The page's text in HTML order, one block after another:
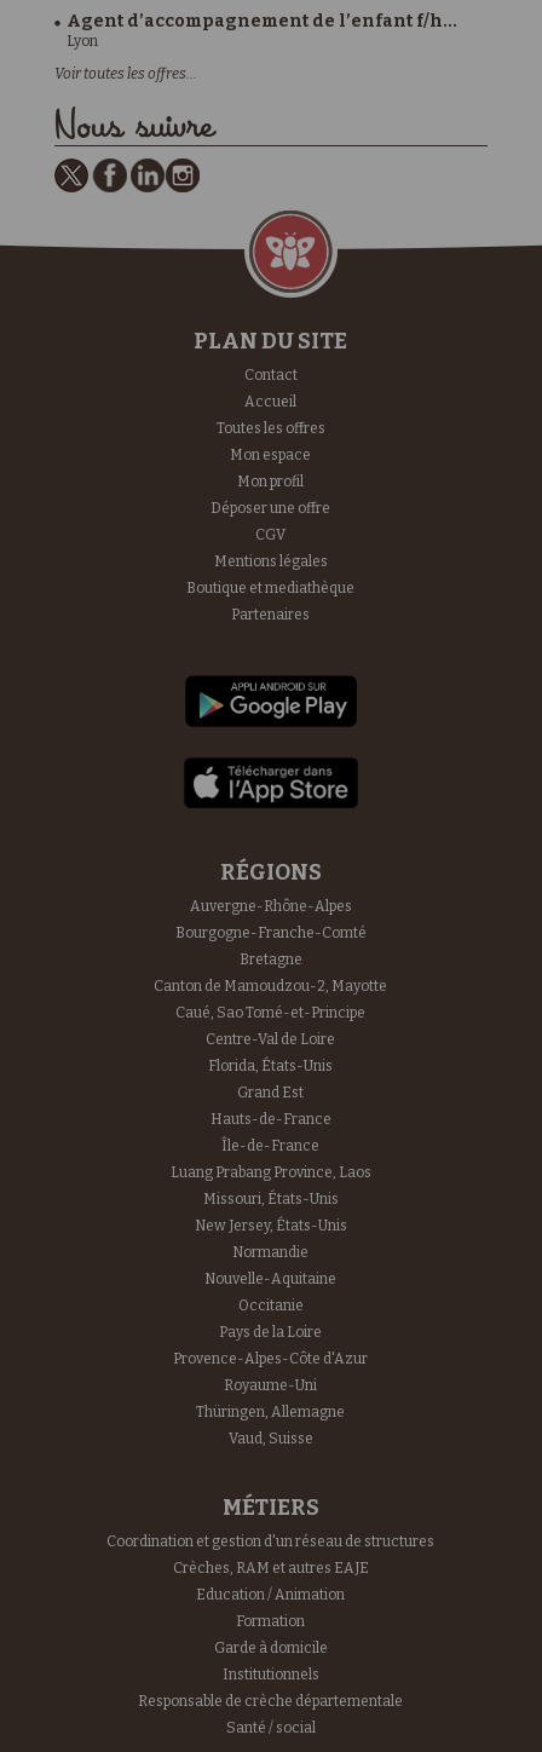
Agent d’accompagnement de l’enfant f/h...
Lyon
Voir toutes les offres...
Nous suivre
PLAN DU SITE
Contact
Accueil
Toutes les offres
Mon espace
Mon profil
Déposer une offre
CGV
Mentions légales
Boutique et mediathèque
Partenaires
RÉGIONS
Auvergne-Rhône-Alpes
Bourgogne-Franche-Comté
Bretagne
Canton de Mamoudzou-2, Mayotte
Caué, Sao Tomé-et-Principe
Centre-Val de Loire
Florida, États-Unis
Grand Est
Hauts-de-France
Île-de-France
Luang Prabang Province, Laos
Missouri, États-Unis
New Jersey, États-Unis
Normandie
Nouvelle-Aquitaine
Occitanie
Pays de la Loire
Provence-Alpes-Côte d'Azur
Royaume-Uni
Thüringen, Allemagne
Vaud, Suisse
MÉTIERS
Coordination et gestion d'un réseau de structures
Crèches, RAM et autres EAJE
Education / Animation
Formation
Garde à domicile
Institutionnels
Responsable de crèche départementale
Santé / social